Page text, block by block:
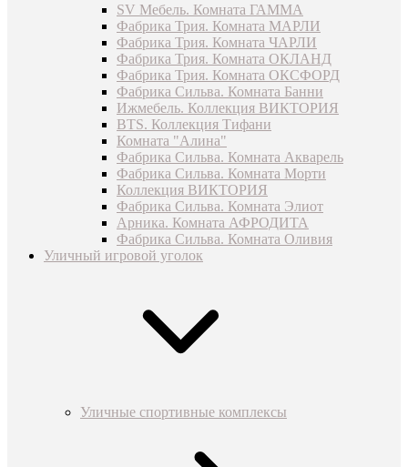
SV Мебель. Комната ГАММА
Фабрика Трия. Комната МАРЛИ
Фабрика Трия. Комната ЧАРЛИ
Фабрика Трия. Комната ОКЛАНД
Фабрика Трия. Комната ОКСФОРД
Фабрика Сильва. Комната Банни
Ижмебель. Коллекция ВИКТОРИЯ
BTS. Коллекция Тифани
Комната "Алина"
Фабрика Сильва. Комната Акварель
Фабрика Сильва. Комната Морти
Коллекция ВИКТОРИЯ
Фабрика Сильва. Комната Элиот
Арника. Комната АФРОДИТА
Фабрика Сильва. Комната Оливия
Уличный игровой уголок
Уличные спортивные комплексы